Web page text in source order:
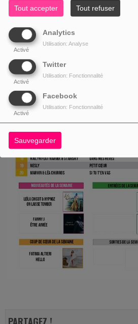
Tout accepter Tout refuser
Analytics
Activé
Utilisation: Analyse
Twitter
Activé
Utilisation: Fonctionnalité
Facebook
Activé
Utilisation: Fonctionnalité
Sauvegarder
PARTAGEZ !